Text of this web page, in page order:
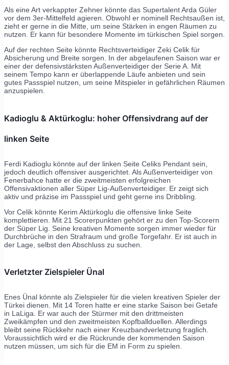
Als eine Art verkappter Zehner könnte das Supertalent Arda Güler
vor dem 3er-Mittelfeld agieren. Obwohl er nominell Rechtsaußen ist,
zieht er gerne in die Mitte, um seine Stärken in engen Räumen zu
nutzen. Er kann für besondere Momente im türkischen Spiel sorgen.
Auf der rechten Seite könnte Rechtsverteidiger Zeki Celik für
Absicherung und Breite sorgen. In der abgelaufenen Saison war er
einer der defensivstärksten Außenverteidiger der Serie A. Mit
seinem Tempo kann er überlappende Läufe anbieten und sein
gutes Passspiel nutzen, um seine Mitspieler in gefährlichen Räumen
anzuspielen.
Kadioglu & Aktürkoglu: hoher Offensivdrang auf der
linken Seite
Ferdi Kadioglu könnte auf der linken Seite Celiks Pendant sein,
jedoch deutlich offensiver ausgerichtet. Als Außenverteidiger von
Fenerbahce hatte er die zweitmeisten erfolgreichen
Offensivaktionen aller Süper Lig-Außenverteidiger. Er zeigt sich
aktiv und präzise im Passspiel und geht gerne ins Dribbling.
Vor Celik könnte Kerim Aktürkoglu die offensive linke Seite
komplettieren. Mit 21 Scorerpunkten gehört er zu den Top-Scorern
der Süper Lig. Seine kreativen Momente sorgen immer wieder für
Durchbrüche in den Strafraum und große Torgefahr. Er ist auch in
der Lage, selbst den Abschluss zu suchen.
Verletzter Zielspieler Ünal
Enes Ünal könnte als Zielspieler für die vielen kreativen Spieler der
Türkei dienen. Mit 14 Toren hatte er eine starke Saison bei Getafe
in LaLiga. Er war auch der Stürmer mit den drittmeisten
Zweikämpfen und den zweitmeisten Kopfballduellen. Allerdings
bleibt seine Rückkehr nach einer Kreuzbandverletzung fraglich.
Voraussichtlich wird er die Rückrunde der kommenden Saison
nutzen müssen, um sich für die EM in Form zu spielen.